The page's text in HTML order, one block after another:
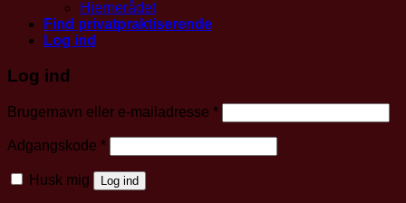
Hjernerådet
Find privatpraktiserende
Log ind
Log ind
Brugernavn eller e-mailadresse *Påkrævet
Adgangskode *Påkrævet
Husk mig Log ind